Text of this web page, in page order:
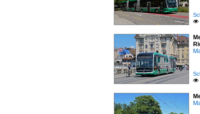

